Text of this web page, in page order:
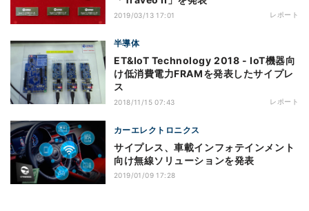
2019/03/13 17:01 レポート
半導体
ET&IoT Technology 2018 - IoT機器向
け低消費電力FRAMを発表したサイプレ
ス
2018/11/15 07:43 レポート
カーエレクトロニクス
サイプレス、車載インフォテインメント
向け無線ソリューションを発表
2019/01/09 17:28